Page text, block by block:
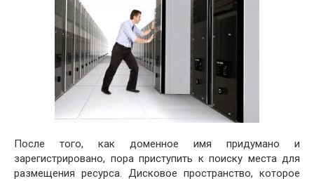
После того, как доменное имя придумано и
зарегистрировано, пора приступить к поиску места для
размещения ресурса. Дисковое пространство, которое